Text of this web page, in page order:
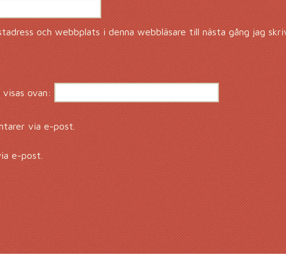
och webbplats i denna webbläsare till nästa gång jag
ovan:
via e-post.
e-post.